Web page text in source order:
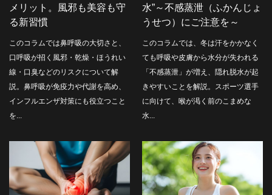
メリット。風邪も美容も守
る新習慣
このコラムでは鼻呼吸の大切さと、
口呼吸が招く風邪・乾燥・ほうれい
線・口臭などのリスクについて解
説。鼻呼吸が免疫力や代謝を高め、
インフルエンザ対策にも役立つこと
を...
水”～不感蒸泄（ふかんじょ
うせつ）にご注意を～
このコラムでは、冬は汗をかかなく
ても呼吸や皮膚から水分が失われる
「不感蒸泄」が増え、隠れ脱水が起
きやすいことを解説。スポーツ選手
に向けて、喉が渇く前のこまめな
水...